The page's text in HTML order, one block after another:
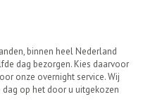
binnen heel Nederland
dag bezorgen. Kies daarvoor
onze overnight service. Wij
op het door u uitgekozen